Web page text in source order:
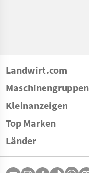
Landwirt.com
Maschinengruppen
Kleinanzeigen
Top Marken
Länder